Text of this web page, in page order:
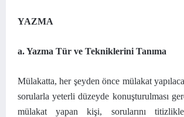
YAZMA
a. Yazma Tür ve Tekniklerini Tanıma
Mülakatta, her şeyden önce mülakat
sorularla yeterli düzeyde konuşturulması
mülakat yapan kişi, sorularını titizlikle